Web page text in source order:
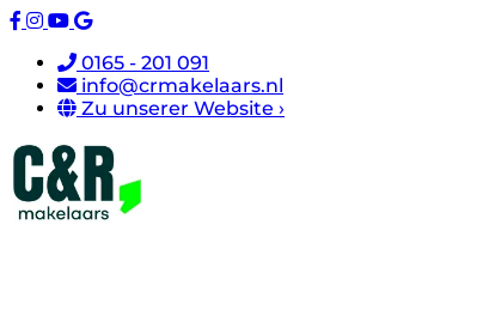
0165 - 201 091
info@crmakelaars.nl
Zu unserer Website ›